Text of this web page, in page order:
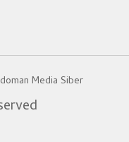
Media Siber